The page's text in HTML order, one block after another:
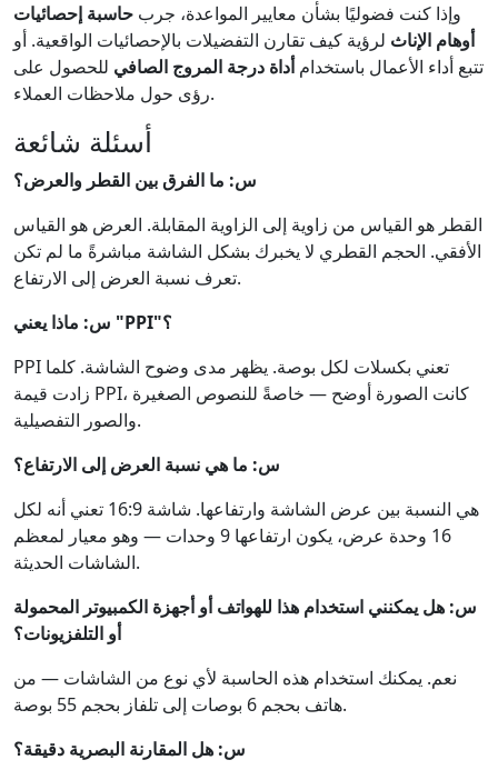
وإذا كنت فضوليًا بشأن معايير المواعدة، جرب حاسبة إحصائيات
أوهام الإناث لرؤية كيف تقارن التفضيلات بالإحصائيات الواقعية. أو
تتبع أداء الأعمال باستخدامأداة درجة المروج الصافي للحصول على
رؤى حول ملاحظات العملاء.
أسئلة شائعة
س: ما الفرق بين القطر والعرض؟
القطر هو القياس من زاوية إلى الزاوية المقابلة. العرض هو القياس
الأفقي. الحجم القطري لا يخبرك بشكل الشاشة مباشرةً ما لم تكن
تعرف نسبة العرض إلى الارتفاع.
س: ماذا يعني "PPI"؟
PPI تعني بكسلات لكل بوصة. يظهر مدى وضوح الشاشة. كلما
زادت قيمة PPI، كانت الصورة أوضح — خاصةً للنصوص الصغيرة
والصور التفصيلية.
س: ما هي نسبة العرض إلى الارتفاع؟
هي النسبة بين عرض الشاشة وارتفاعها. شاشة 16:9 تعني أنه لكل
16 وحدة عرض، يكون ارتفاعها 9 وحدات — وهو معيار لمعظم
الشاشات الحديثة.
س: هل يمكنني استخدام هذا للهواتف أو أجهزة الكمبيوتر المحمولة
أو التلفزيونات؟
نعم. يمكنك استخدام هذه الحاسبة لأي نوع من الشاشات — من
هاتف بحجم 6 بوصات إلى تلفاز بحجم 55 بوصة.
س: هل المقارنة البصرية دقيقة؟